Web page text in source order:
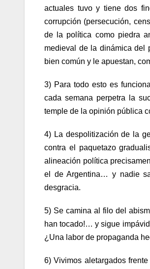
actuales tuvo y tiene dos
corrupción (persecución,
de la política como piedra
medieval de la dinámica del
bien común y le apuestan,
3) Para todo esto es
cada semana perpetra la
temple de la opinión pública
4) La despolitización de la
contra el paquetazo
alineación política
el de Argentina… y nadie
desgracia.
5) Se camina al filo del
han tocado!… y sigue
¿Una labor de propaganda
6) Vivimos aletargados